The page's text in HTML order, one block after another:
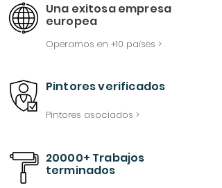
Una exitosa empresa
europea
Operamos en +10 países >
Pintores verificados
Pintores asociados >
20000+ Trabajos
terminados